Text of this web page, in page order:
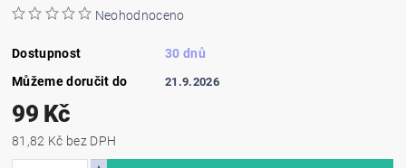
Neohodnoceno
Dostupnost
30 dnů
Můžeme doručit do
21.9.2026
99 Kč
81,82 Kč bez DPH